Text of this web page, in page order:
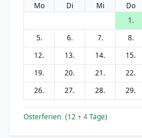
Mo Di Mi Do
1.
5.
6. 7. 8.
12.
13. 14. 15.
19.
20. 21. 22.
26.
27. 28. 29.
Osterferien (12+ 4Tage)